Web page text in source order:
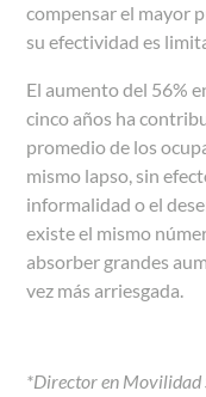
compensar el mayor
su efectividad es
El aumento del 56%
cinco años ha
promedio de los
mismo lapso, sin
informalidad o el
existe el mismo
absorber grandes
vez más arriesgada.
*Director en Movilidad